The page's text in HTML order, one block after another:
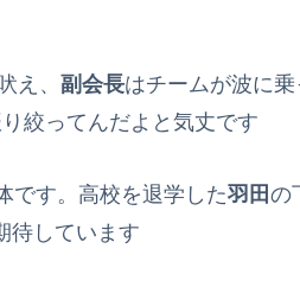
え、 副会長はチームが波に乗
絞ってんだよと気丈です
です。高校を退学した羽田 の
待しています